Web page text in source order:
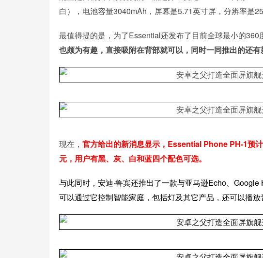
白），电池容量3040mAh，屏幕是5.71英寸屏，分辨率是
最值得提的是，为了Essential还发布了目前全球最小的360
也颇为有趣，直接吸附在背部就可以，同时一同推出的还有
现在， 官方给出的新消息显示，Essential Phone PH-1预
元，用户有黑、灰、白和蓝四个配色可选。
与此同时，安迪·鲁宾还推出了一款与亚马逊Echo、
可以通过它控制智能家庭，包括灯及其它产品，还可以播放